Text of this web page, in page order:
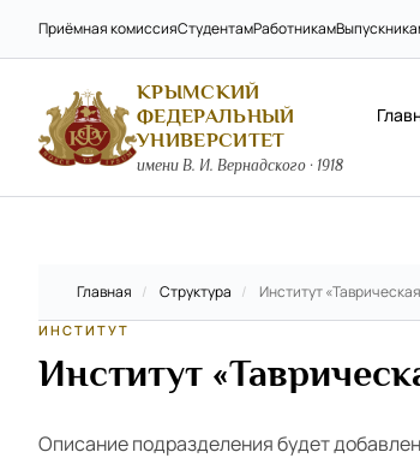
Приёмная комиссияСтудентамРаботникам
КРЫМСКИЙ
ФЕДЕРАЛЬНЫЙ
УНИВЕРСИТЕТ
имени В. И. Вернадского · 1918
Главная / Структура / Институт
ИНСТИТУТ
Институт
Описание подразделения будет